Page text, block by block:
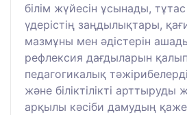
білім жүйесін ұсынады,
үдерістің заңдылықтары,
мазмұны мен әдістерін
рефлексия дағдыларын
педагогикалық
және біліктілікті арттыруды
арқылы кәсіби дамудың